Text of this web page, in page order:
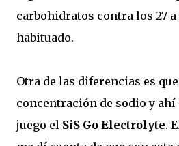
carbohidratos contra los 27 a
habituado.
Otra de las diferencias es
concentración de sodio y ahí
juego el SiS Go Electrolyte.